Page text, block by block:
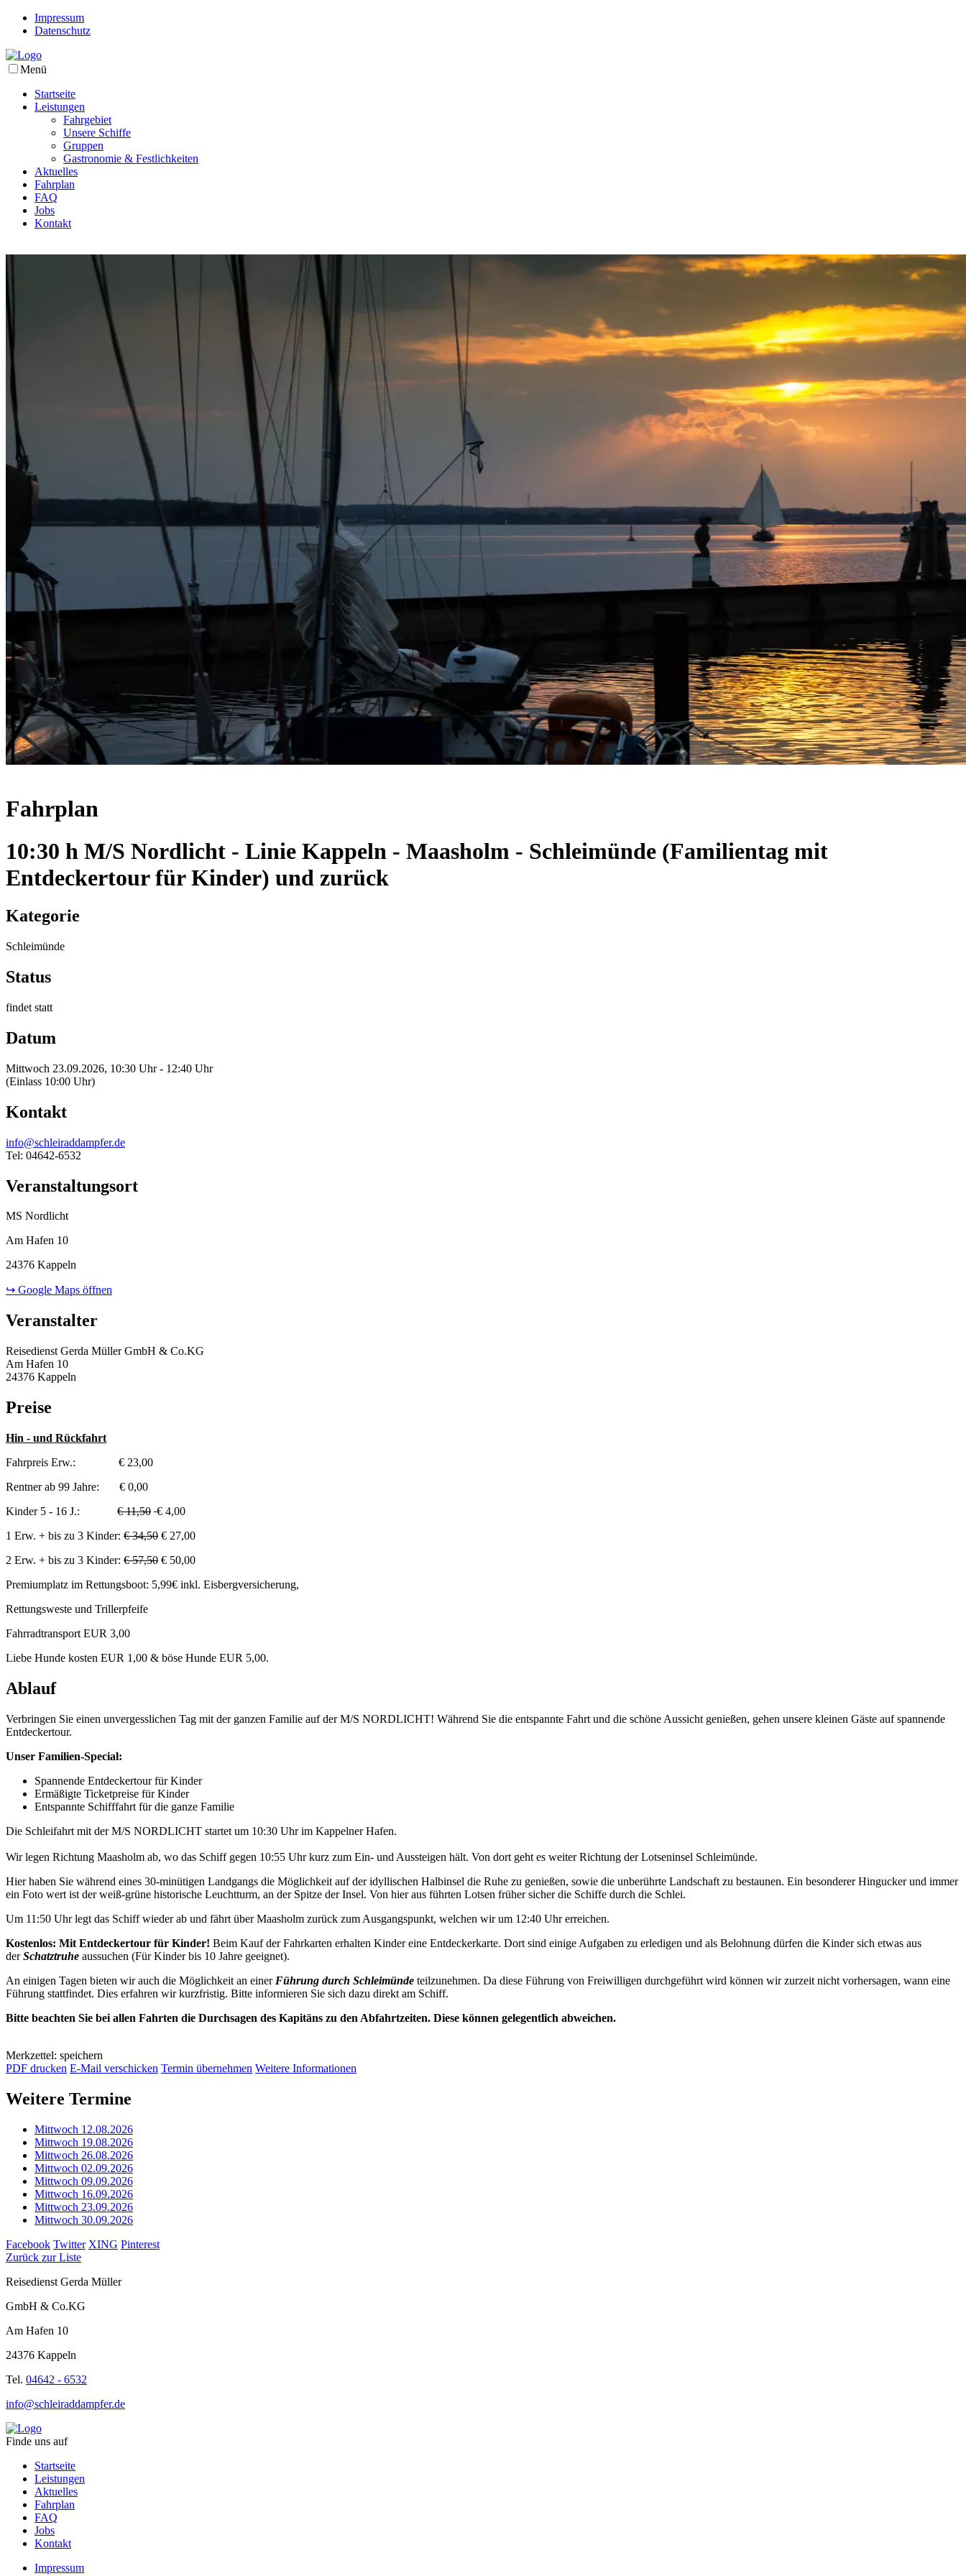
Impressum
Datenschutz
Menü
Startseite
Leistungen
Fahrgebiet
Unsere Schiffe
Gruppen
Gastronomie & Festlichkeiten
Aktuelles
Fahrplan
FAQ
Jobs
Kontakt
Fahrplan
10:30 h M/S Nordlicht - Linie Kappeln - Maasholm - Schleimünde (Familientag mit
Entdeckertour für Kinder) und zurück
Kategorie
Schleimünde
Status
findet statt
Datum
Mittwoch 23.09.2026, 10:30 Uhr - 12:40 Uhr
(Einlass 10:00 Uhr)
Kontakt
info@schleiraddampfer.de
Tel: 04642-6532
Veranstaltungsort
MS Nordlicht
Am Hafen 10
24376 Kappeln
↪ Google Maps öffnen
Veranstalter
Reisedienst Gerda Müller GmbH & Co.KG
Am Hafen 10
24376 Kappeln
Preise
Hin - und Rückfahrt
Fahrpreis Erw.: € 23,00
Rentner ab 99 Jahre: € 0,00
Kinder 5 - 16 J.: € 11,50 € 4,00
1 Erw. + bis zu 3 Kinder: € 34,50 € 27,00
2 Erw. + bis zu 3 Kinder: € 57,50 € 50,00
Premiumplatz im Rettungsboot: 5,99€ inkl. Eisbergversicherung,
Rettungsweste und Trillerpfeife
Fahrradtransport EUR 3,00
Liebe Hunde kosten EUR 1,00 & böse Hunde EUR 5,00.
Ablauf
Verbringen Sie einen unvergesslichen Tag mit der ganzen Familie auf der M/S NORDLICHT! Während Sie die entspannte Fahrt und die schöne Aussicht genießen, gehen unsere kleinen Gäste auf spannende
Entdeckertour.
Unser Familien-Special:
Spannende Entdeckertour für Kinder
Ermäßigte Ticketpreise für Kinder
Entspannte Schifffahrt für die ganze Familie
Die Schleifahrt mit der M/S NORDLICHT startet um 10:30 Uhr im Kappelner Hafen.
Wir legen Richtung Maasholm ab, wo das Schiff gegen 10:55 Uhr kurz zum Ein- und Aussteigen hält. Von dort geht es weiter Richtung der Lotseninsel Schleimünde.
Hier haben Sie während eines 30-minütigen Landgangs die Möglichkeit auf der idyllischen Halbinsel die Ruhe zu genießen, sowie die unberührte Landschaft zu bestaunen. Ein besonderer Hingucker und immer
ein Foto wert ist der weiß-grüne historische Leuchtturm, an der Spitze der Insel. Von hier aus führten Lotsen früher sicher die Schiffe durch die Schlei.
Um 11:50 Uhr legt das Schiff wieder ab und fährt über Maasholm zurück zum Ausgangspunkt, welchen wir um 12:40 Uhr erreichen.
Kostenlos: Mit Entdeckertour für Kinder! Beim Kauf der Fahrkarten erhalten Kinder eine Entdeckerkarte. Dort sind einige Aufgaben zu erledigen und als Belohnung dürfen die Kinder sich etwas aus
derSchatztruhe aussuchen (Für Kinder bis 10 Jahre geeignet).
An einigen Tagen bieten wir auch die Möglichkeit an einer Führung durch Schleimünde teilzunehmen. Da diese Führung von Freiwilligen durchgeführt wird können wir zurzeit nicht vorhersagen, wann eine
Führung stattfindet. Dies erfahren wir kurzfristig. Bitte informieren Sie sich dazu direkt am Schiff.
Bitte beachten Sie bei allen Fahrten die Durchsagen des Kapitäns zu den Abfahrtzeiten. Diese können gelegentlich abweichen.
Merkzettel: speichern
PDF drucken E-Mail verschicken Termin übernehmen Weitere Informationen
Weitere Termine
Mittwoch 12.08.2026
Mittwoch 19.08.2026
Mittwoch 26.08.2026
Mittwoch 02.09.2026
Mittwoch 09.09.2026
Mittwoch 16.09.2026
Mittwoch 23.09.2026
Mittwoch 30.09.2026
Facebook Twitter XING Pinterest
Zurück zur Liste
Reisedienst Gerda Müller
GmbH & Co.KG
Am Hafen 10
24376 Kappeln
Tel. 04642 - 6532
info@schleiraddampfer.de
Finde uns auf
Startseite
Leistungen
Aktuelles
Fahrplan
FAQ
Jobs
Kontakt
Impressum